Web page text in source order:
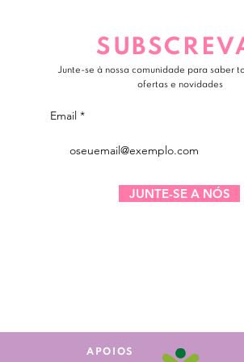
Junte-se à nossa comunidade para saber
ofertas e novidades
Email
JUNTE-SE A NÓS
APOIOS